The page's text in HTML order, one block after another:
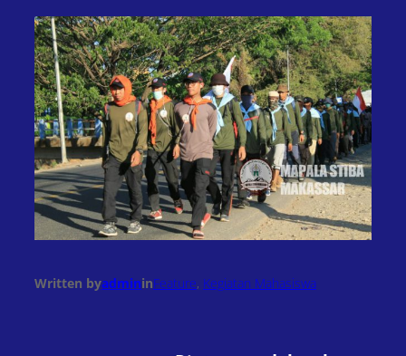
Written byadmininFeature, Kegiatan Mahasiswa